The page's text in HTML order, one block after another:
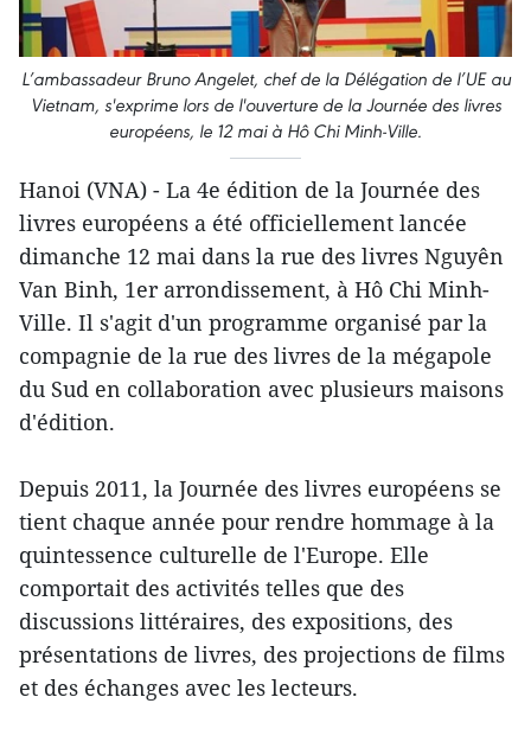
L’ambassadeur Bruno Angelet, chef de la Délégation de l’UE au
Vietnam, s'exprime lors de l'ouverture de la Journée des livres
européens, le 12 mai à Hô Chi Minh-Ville.
Hanoi (VNA) - La 4e édition de la Journée des
livres européens a été officiellement lancée
dimanche 12 mai dans la rue des livres Nguyên
Van Binh, 1er arrondissement, à Hô Chi Minh-
Ville. Il s'agit d'un programme organisé par la
compagnie de la rue des livres de la mégapole
du Sud en collaboration avec plusieurs maisons
d'édition.
Depuis 2011, la Journée des livres européens se
tient chaque année pour rendre hommage à la
quintessence culturelle de l'Europe. Elle
comportait des activités telles que des
discussions littéraires, des expositions, des
présentations de livres, des projections de films
et des échanges avec les lecteurs.